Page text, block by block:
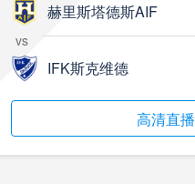
赫里斯塔德斯AIF
vs
IFK斯克维德
高清直播